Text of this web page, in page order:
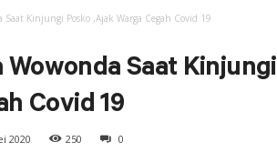
Kinjungi Posko ,Ajak Warga Cegah Covid 19
Saat Kinjungi
Covid 19
2020 250 0